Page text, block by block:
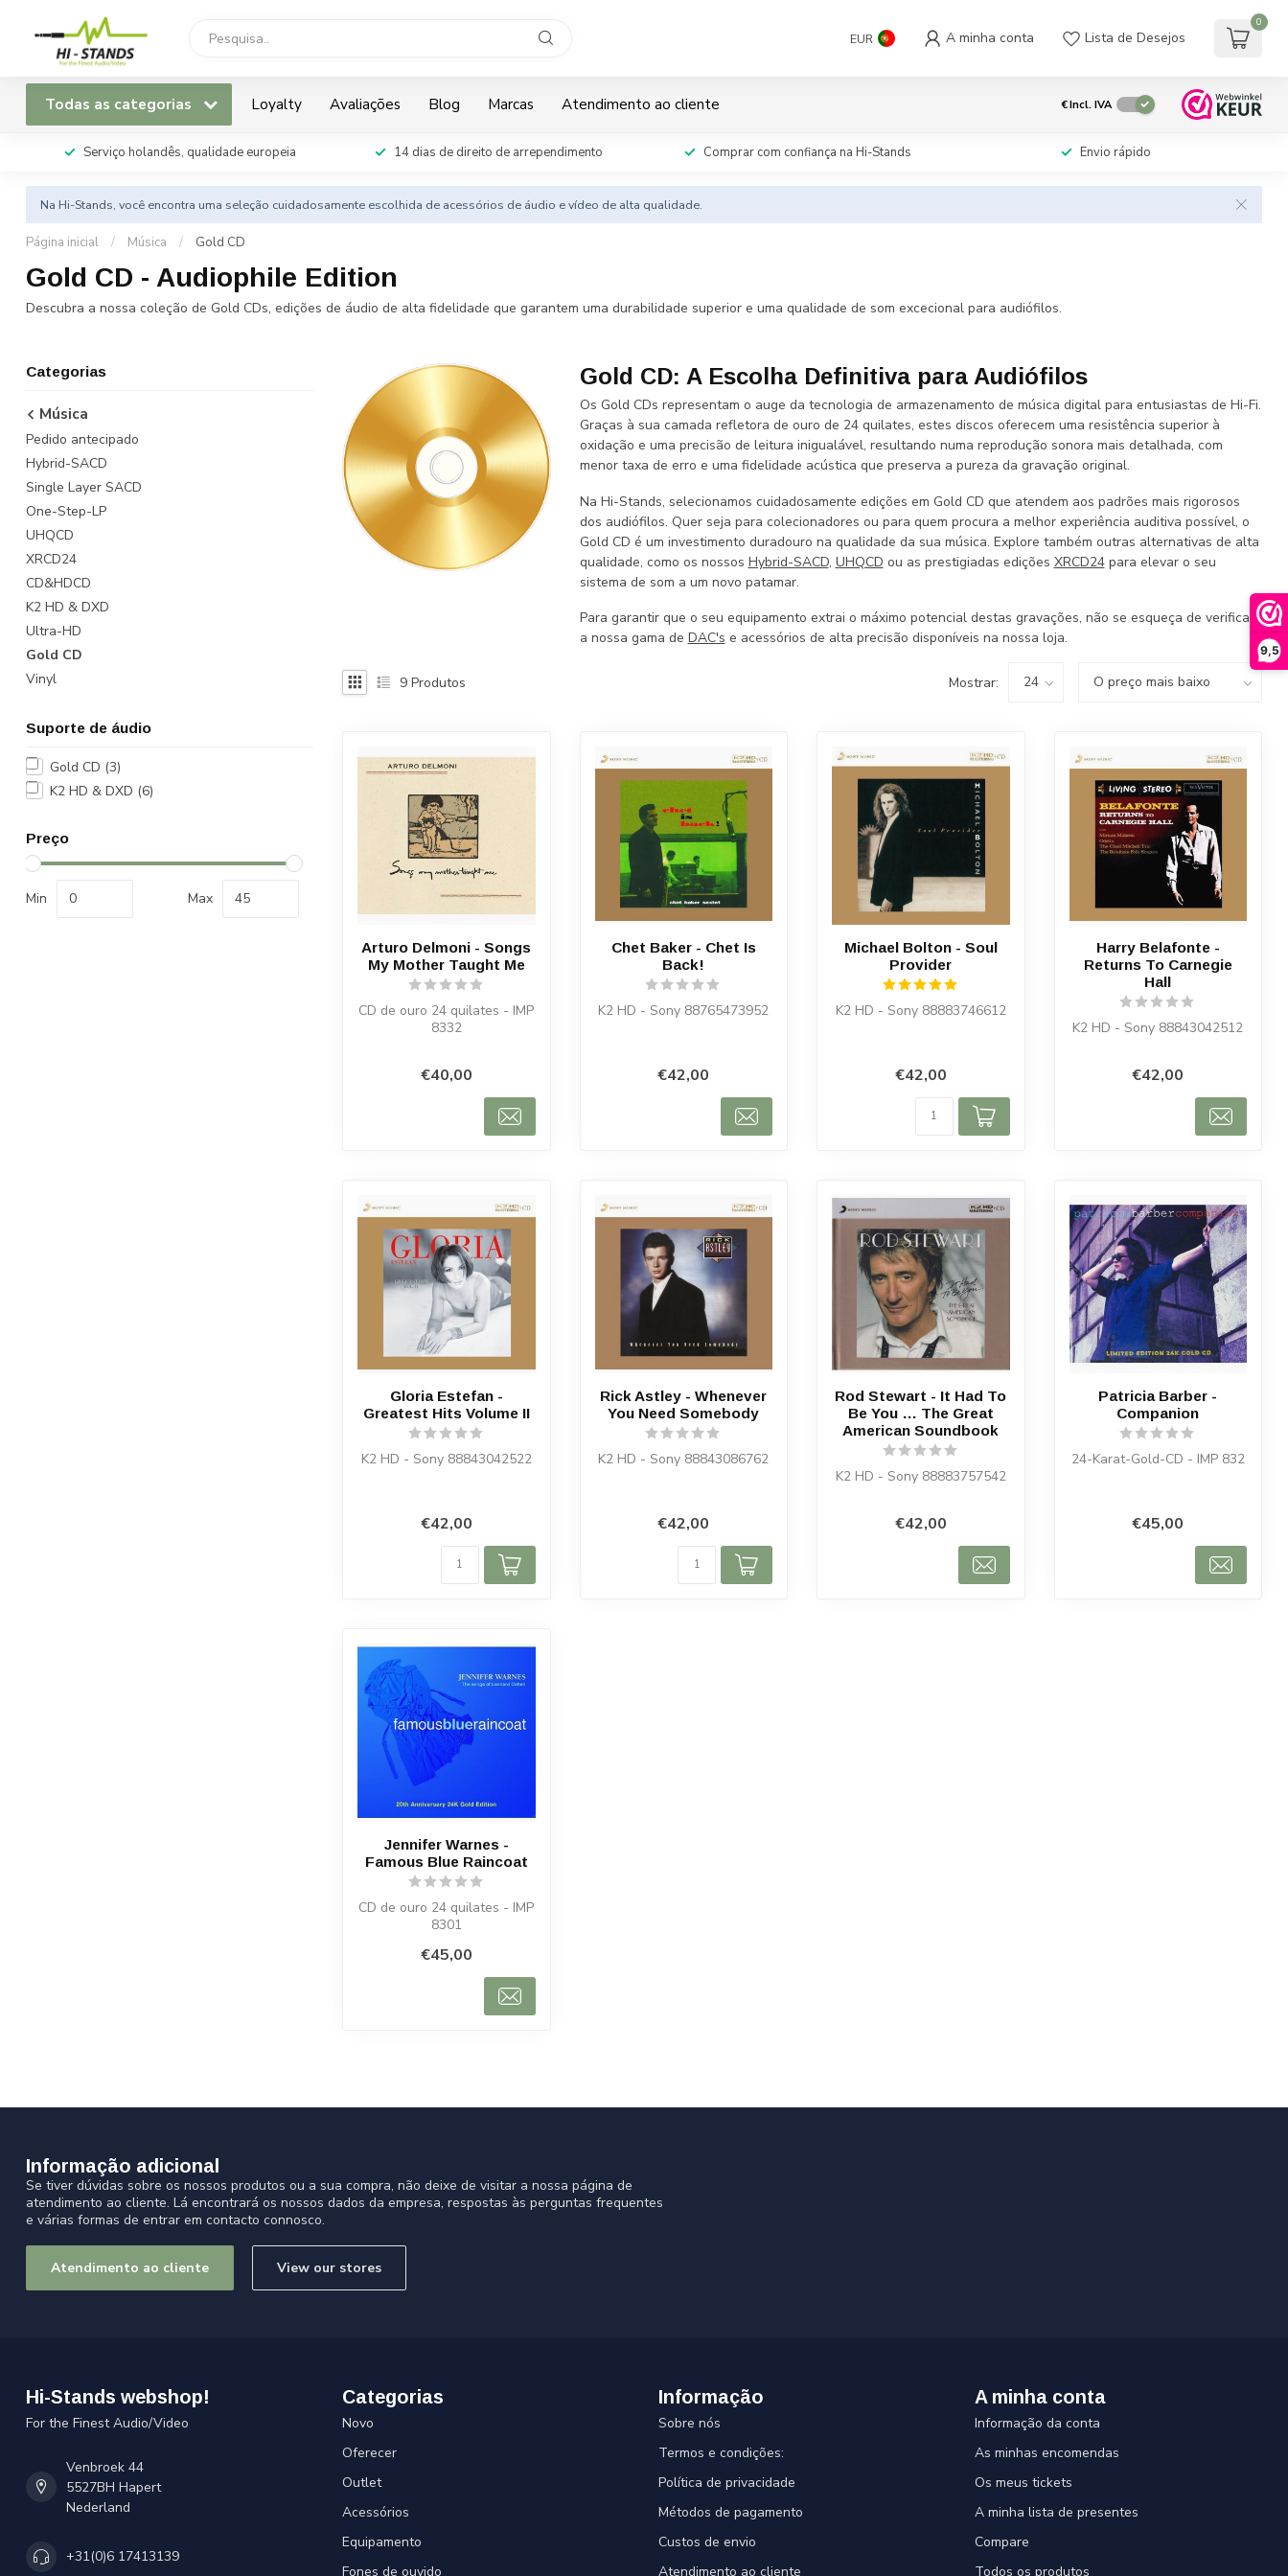
9,5
EUR A minha conta Lista de Desejos
0
Todas as categorias Loyalty Avaliações Blog Marcas Atendimento ao cliente €Incl. IVA
Serviço holandês, qualidade europeia 14 dias de direito de arrependimento Comprar com confiança na Hi-Stands Envio rápido
Na Hi-Stands, você encontra uma seleção cuidadosamente escolhida de acessórios de áudio e vídeo de alta qualidade.
Página inicial / Música / Gold CD
Gold CD - Audiophile Edition
Descubra a nossa coleção de Gold CDs, edições de áudio de alta fidelidade que garantem uma durabilidade superior e uma qualidade de som excecional para audiófilos.
Categorias
Música
Pedido antecipado
Hybrid-SACD
Single Layer SACD
One-Step-LP
UHQCD
XRCD24
CD&HDCD
K2 HD & DXD
Ultra-HD
Gold CD
Vinyl
Suporte de áudio
Gold CD (3)
K2 HD & DXD (6)
Preço
Min Max
Gold CD: A Escolha Definitiva para Audiófilos
Os Gold CDs representam o auge da tecnologia de armazenamento de música digital para entusiastas de Hi-Fi.
Graças à sua camada refletora de ouro de 24 quilates, estes discos oferecem uma resistência superior à
oxidação e uma precisão de leitura inigualável, resultando numa reprodução sonora mais detalhada, com
menor taxa de erro e uma fidelidade acústica que preserva a pureza da gravação original.
Na Hi-Stands, selecionamos cuidadosamente edições em Gold CD que atendem aos padrões mais rigorosos
dos audiófilos. Quer seja para colecionadores ou para quem procura a melhor experiência auditiva possível, o
Gold CD é um investimento duradouro na qualidade da sua música. Explore também outras alternativas de alta
qualidade, como os nossos Hybrid-SACD, UHQCD ou as prestigiadas edições XRCD24para elevar o seu
sistema de som a um novo patamar.
Para garantir que o seu equipamento extrai o máximo potencial destas gravações, não se esqueça de verificar
a nossa gama de DAC's e acessórios de alta precisão disponíveis na nossa loja.
9 Produtos Mostrar:
Arturo Delmoni - Songs
My Mother Taught Me
CD de ouro 24 quilates - IMP
8332
€40,00
Chet Baker - Chet Is
Back!
K2 HD - Sony 88765473952
€42,00
Michael Bolton - Soul
Provider
K2 HD - Sony 88883746612
€42,00
Harry Belafonte -
Returns To Carnegie
Hall
K2 HD - Sony 88843042512
€42,00
Gloria Estefan -
Greatest Hits Volume II
K2 HD - Sony 88843042522
€42,00
Rick Astley - Whenever
You Need Somebody
K2 HD - Sony 88843086762
€42,00
Rod Stewart - It Had To
Be You … The Great
American Soundbook
K2 HD - Sony 88883757542
€42,00
Patricia Barber -
Companion
24-Karat-Gold-CD - IMP 832
€45,00
Jennifer Warnes -
Famous Blue Raincoat
CD de ouro 24 quilates - IMP
8301
€45,00
Informação adicional
Se tiver dúvidas sobre os nossos produtos ou a sua compra, não deixe de visitar a nossa página de
atendimento ao cliente. Lá encontrará os nossos dados da empresa, respostas às perguntas frequentes
e várias formas de entrar em contacto connosco.
Atendimento ao cliente View our stores
Hi-Stands webshop!
For the Finest Audio/Video
Venbroek 44
5527BH Hapert
Nederland
+31(0)6 17413139
Categorias
Novo
Oferecer
Outlet
Acessórios
Equipamento
Fones de ouvido
Informação
Sobre nós
Termos e condições:
Política de privacidade
Métodos de pagamento
Custos de envio
Atendimento ao cliente
A minha conta
Informação da conta
As minhas encomendas
Os meus tickets
A minha lista de presentes
Compare
Todos os produtos